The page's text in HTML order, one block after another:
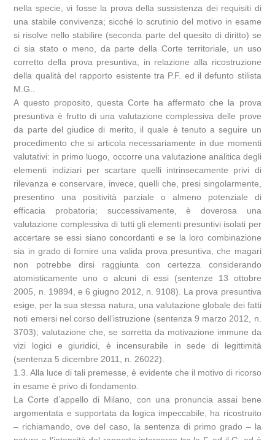
nella specie, vi fosse la prova della sussistenza dei requisiti di
una stabile convivenza; sicché lo scrutinio del motivo in esame
si risolve nello stabilire (seconda parte del quesito di diritto) se
ci sia stato o meno, da parte della Corte territoriale, un uso
corretto della prova presuntiva, in relazione alla ricostruzione
della qualità del rapporto esistente tra P.F. ed il defunto stilista
M.G..
A questo proposito, questa Corte ha affermato che la prova
presuntiva è frutto di una valutazione complessiva delle prove
da parte del giudice di merito, il quale è tenuto a seguire un
procedimento che si articola necessariamente in due momenti
valutativi: in primo luogo, occorre una valutazione analitica degli
elementi indiziari per scartare quelli intrinsecamente privi di
rilevanza e conservare, invece, quelli che, presi singolarmente,
presentino una positività parziale o almeno potenziale di
efficacia probatoria; successivamente, è doverosa una
valutazione complessiva di tutti gli elementi presuntivi isolati per
accertare se essi siano concordanti e se la loro combinazione
sia in grado di fornire una valida prova presuntiva, che magari
non potrebbe dirsi raggiunta con certezza considerando
atomisticamente uno o alcuni di essi (sentenze 13 ottobre
2005, n. 19894, e 6 giugno 2012, n. 9108). La prova presuntiva
esige, per la sua stessa natura, una valutazione globale dei fatti
noti emersi nel corso dell’istruzione (sentenza 9 marzo 2012, n.
3703); valutazione che, se sorretta da motivazione immune da
vizi logici e giuridici, è incensurabile in sede di legittimità
(sentenza 5 dicembre 2011, n. 26022).
1.3. Alla luce di tali premesse, è evidente che il motivo di ricorso
in esame è privo di fondamento.
La Corte d’appello di Milano, con una pronuncia assai bene
argomentata e supportata da logica impeccabile, ha ricostruito
– richiamando, ove del caso, la sentenza di primo grado – la